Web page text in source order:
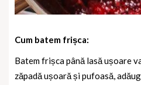
Cum batem frișca:
Batem frișca până lasă ușoare
zăpadă ușoară și pufoasă,